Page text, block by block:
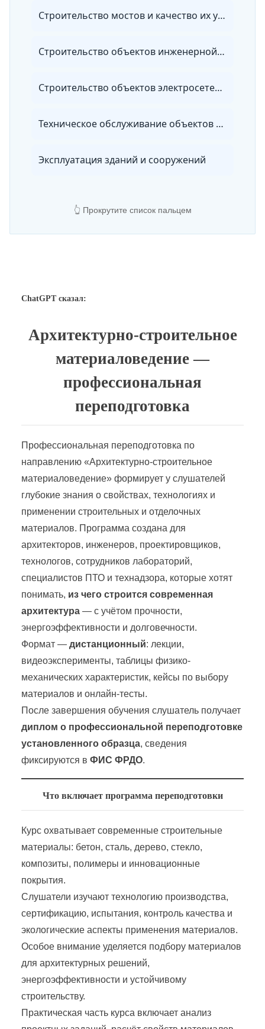
Строительство мостов и качество их устройства
Строительство объектов инженерной инфраструктуры окружающей среды
Строительство объектов электросетевого хозяйства
Техническое обслуживание объектов жилищно-коммунального хозяйства и городской инфраструктуры
Эксплуатация зданий и сооружений
👆 Прокрутите список пальцем
ChatGPT сказал:
Архитектурно-строительное
материаловедение —
профессиональная
переподготовка
Профессиональная переподготовка по
направлению «Архитектурно-строительное
материаловедение» формирует у слушателей
глубокие знания о свойствах, технологиях и
применении строительных и отделочных
материалов. Программа создана для
архитекторов, инженеров, проектировщиков,
технологов, сотрудников лабораторий,
специалистов ПТО и технадзора, которые хотят
понимать, из чего строится современная
архитектура — с учётом прочности,
энергоэффективности и долговечности.
Формат — дистанционный: лекции,
видеоэксперименты, таблицы физико-
механических характеристик, кейсы по выбору
материалов и онлайн-тесты.
После завершения обучения слушатель получает
диплом о профессиональной переподготовке
установленного образца, сведения
фиксируются в ФИС ФРДО.
Что включает программа переподготовки
Курс охватывает современные строительные
материалы: бетон, сталь, дерево, стекло,
композиты, полимеры и инновационные
покрытия.
Слушатели изучают технологию производства,
сертификацию, испытания, контроль качества и
экологические аспекты применения материалов.
Особое внимание уделяется подбору материалов
для архитектурных решений,
энергоэффективности и устойчивому
строительству.
Практическая часть курса включает анализ